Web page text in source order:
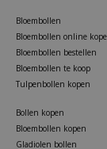
Bloembollen
Bloembollen online
Bloembollen bestellen
Bloembollen te koop
Tulpenbollen kopen
Bollen kopen
Bloembollen kopen
Gladiolen bollen